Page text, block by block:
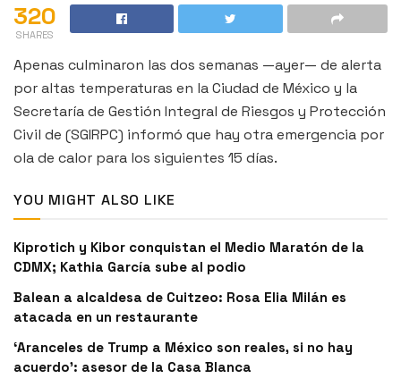
320
SHARES
Apenas culminaron las dos semanas —ayer— de alerta
por altas temperaturas en la Ciudad de México y la
Secretaría de Gestión Integral de Riesgos y Protección
Civil de (SGIRPC) informó que hay otra emergencia por
ola de calor para los siguientes 15 días.
YOU MIGHT ALSO LIKE
Kiprotich y Kibor conquistan el Medio Maratón de la
CDMX; Kathia García sube al podio
Balean a alcaldesa de Cuitzeo: Rosa Elia Milán es
atacada en un restaurante
‘Aranceles de Trump a México son reales, si no hay
acuerdo’: asesor de la Casa Blanca